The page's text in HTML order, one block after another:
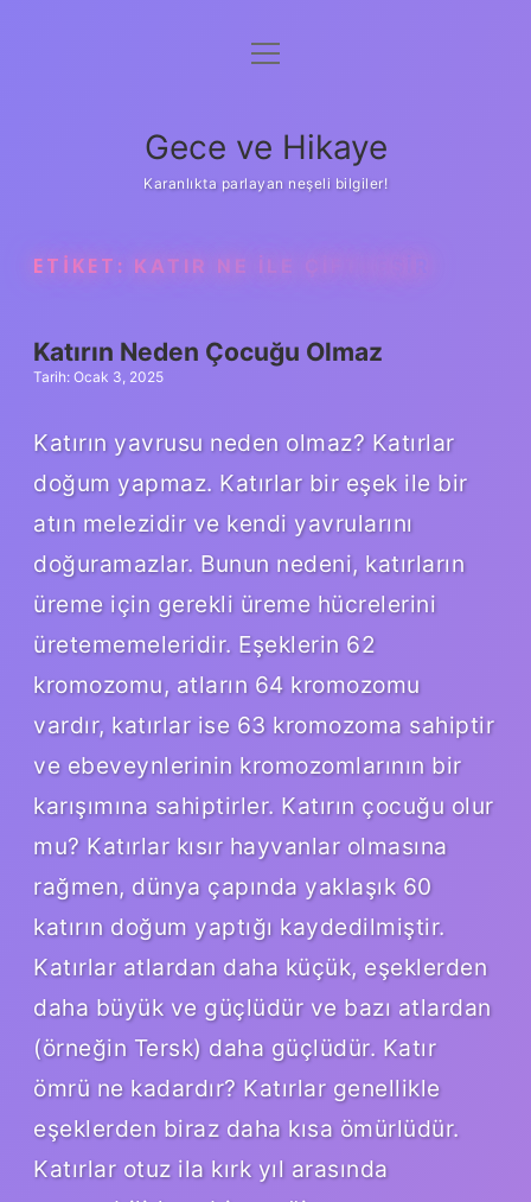
Anasayfa
Yasal Uyarı
menüyü
Gece ve Hikaye
Karanlıkta parlayan neşeli bilgiler!
ETIKET: KATIR NE ILE ÇIFTLEŞIR
Katırın Neden Çocuğu Olmaz
Tarih: Ocak 3, 2025
Katırın yavrusu neden olmaz? Katırlar
doğum yapmaz. Katırlar bir eşek ile bir
atın melezidir ve kendi yavrularını
doğuramazlar. Bunun nedeni, katırların
üreme için gerekli üreme hücrelerini
üretememeleridir. Eşeklerin 62
kromozomu, atların 64 kromozomu
vardır, katırlar ise 63 kromozoma sahiptir
ve ebeveynlerinin kromozomlarının bir
karışımına sahiptirler. Katırın çocuğu olur
mu? Katırlar kısır hayvanlar olmasına
rağmen, dünya çapında yaklaşık 60
katırın doğum yaptığı kaydedilmiştir.
Katırlar atlardan daha küçük, eşeklerden
daha büyük ve güçlüdür ve bazı atlardan
(örneğin Tersk) daha güçlüdür. Katır
ömrü ne kadardır? Katırlar genellikle
eşeklerden biraz daha kısa ömürlüdür.
Katırlar otuz ila kırk yıl arasında